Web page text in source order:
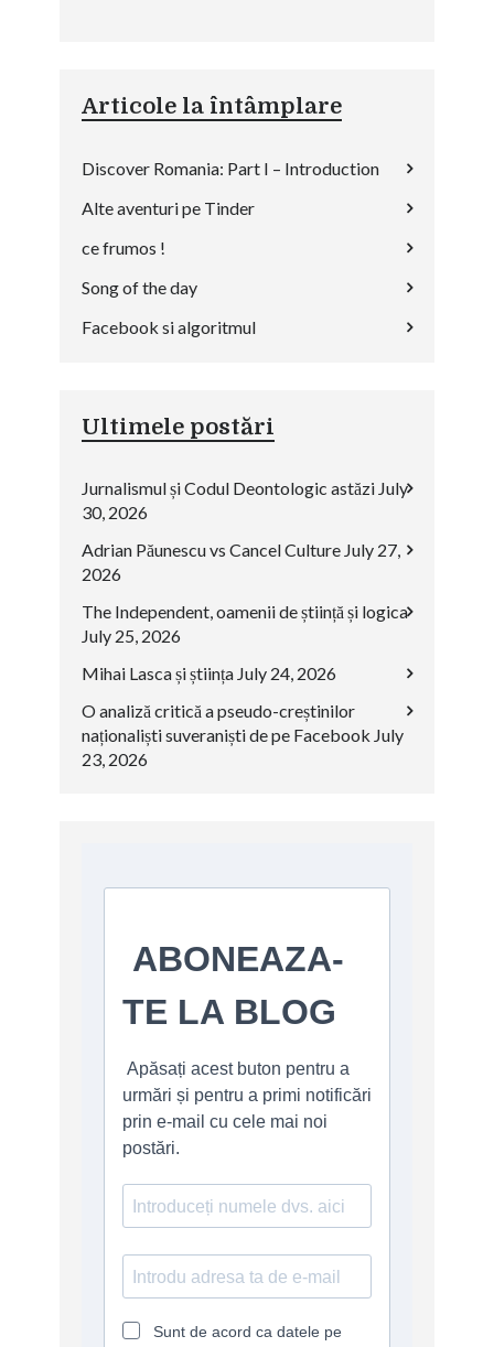
Articole la întâmplare
Discover Romania: Part I – Introduction
Alte aventuri pe Tinder
ce frumos !
Song of the day
Facebook si algoritmul
Ultimele postări
Jurnalismul și Codul Deontologic astăzi July
30, 2026
Adrian Păunescu vs Cancel Culture July 27,
2026
The Independent, oamenii de știință și logica
July 25, 2026
Mihai Lasca și știința July 24, 2026
O analiză critică a pseudo-creștinilor
naționaliști suveraniști de pe Facebook July
23, 2026